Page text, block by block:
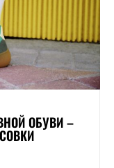
ОБУВИ –